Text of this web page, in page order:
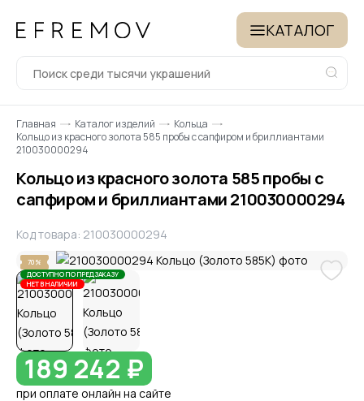
КАТАЛОГ
Главная Каталог изделий
Кольца
Кольцо из красного золота 585 пробы с сапфиром и бриллиантами
210030000294
Кольцо из красного золота 585 пробы с
сапфиром и бриллиантами 210030000294
Код товара: 210030000294
70%
ДОСТУПНО ПО ПРЕДЗАКАЗУ
НЕТ В НАЛИЧИИ
189 242 ₽
при оплате онлайн на сайте